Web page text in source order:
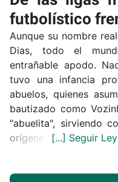
futbolístico
Aunque su nombre
Dias, todo el
entrañable apodo.
tuvo una infancia
abuelos, quienes
bautizado como
"abuelita", sirviendo
orígenes.